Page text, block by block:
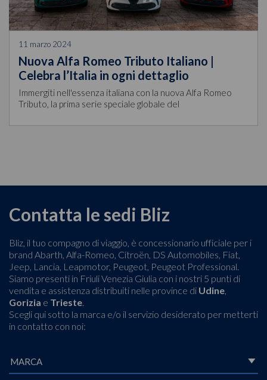
11 marzo 2024
Nuova Alfa Romeo Tributo Italiano |
Celebra l’Italia in ogni dettaglio
Immergiti nell'essenza italiana con la nuova Alfa Romeo
Tributo, la prima serie speciale globale del
Contatta le sedi Bliz
Bliz, il tuo compagno di viaggio, è concessionario ufficiale per i
brand Abarth, Alfa-Romeo, Citroën, DS Automobiles, Fiat,
Jeep, Lancia, Leapmotor, Peugeot, Peugeot Professional.
Siamo presenti in Friuli Venezia Giulia con i nostri 5 punti di
vendita e assistenza distribuiti nelle province di Udine,
Gorizia e Trieste.
Scegli qui sotto la marca e/o il servizio desiderato per metterti
in contatto con noi: